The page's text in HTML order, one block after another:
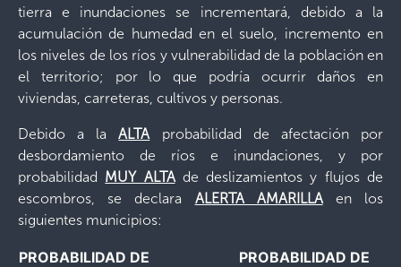
tierra e inundaciones se incrementará, debido a la
acumulación de humedad en el suelo, incremento en
los niveles de los ríos y vulnerabilidad de la población en
el territorio; por lo que podría ocurrir daños en
viviendas, carreteras, cultivos y personas.
Debido a laALTAprobabilidad de afectación por
desbordamiento de ríos e inundaciones, y por
probabilidad MUY ALTAde deslizamientos y flujos de
escombros, se declara ALERTA AMARILLAen los
siguientes municipios:
PROBABILIDAD DE
PROBABILIDAD DE